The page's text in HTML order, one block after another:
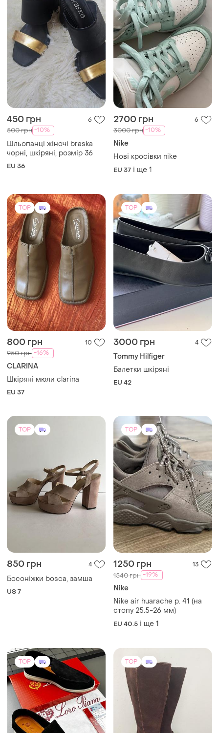
450 грн 6
500 грн -10%
Шльопанці жіночі braska
чорні, шкіряні, розмір 36
EU 36
2700 грн 6
3000 грн -10%
Nike
Нові кросівки nike
EU 37 і ще 1
TOP
800 грн 10
950 грн -16%
CLARINA
Шкіряні мюли clarina
EU 37
TOP
3000 грн 4
Tommy Hilfiger
Балетки шкіряні
EU 42
TOP
850 грн 4
Босоніжки bosca, замша
US 7
TOP
1250 грн 13
1540 грн -19%
Nike
Nike air huarache p. 41 (на
стопу 25.5-26 мм)
EU 40.5 і ще 1
TOP TOP